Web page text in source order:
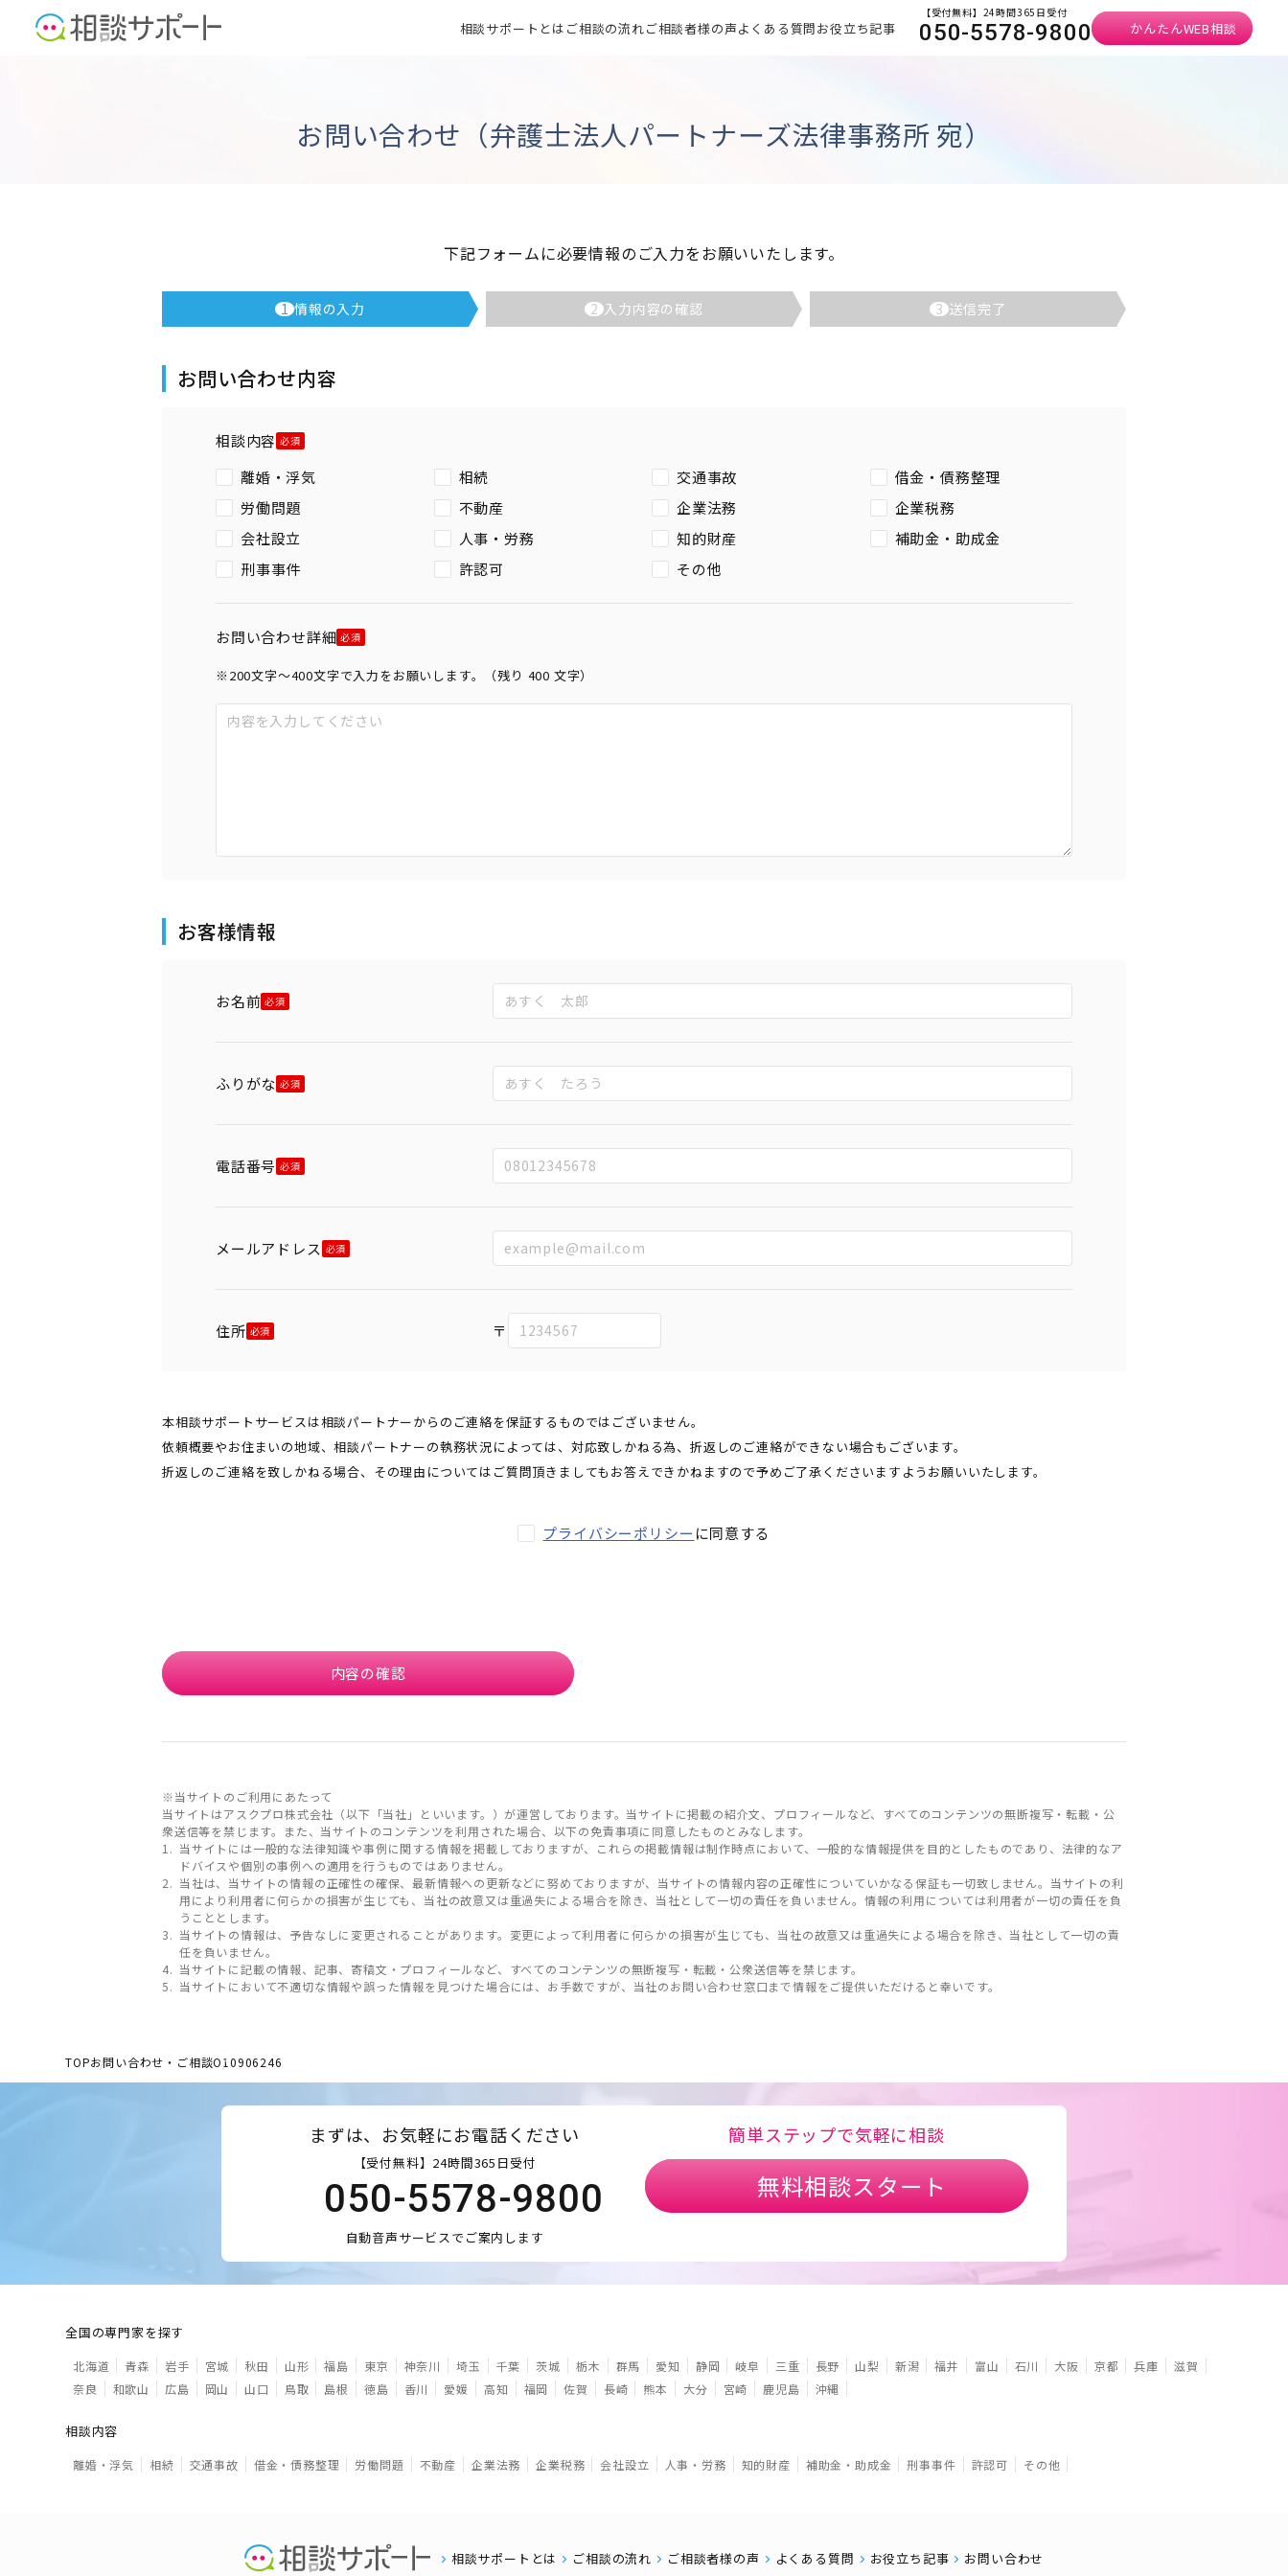
相談サポートとは ご相談の流れご相談者様の声よくある質問お役立ち記事
【受付無料】24時間365日受付
050-5578-9800 かんたんWEB相談
お問い合わせ（弁護士法人パートナーズ法律事務所 宛）
下記フォームに必要情報のご入力をお願いいたします。
1 情報の入力 2 入力内容の確認 3 送信完了
お問い合わせ内容
相談内容
離婚・浮気
相続 交通事故
借金・債務整理
労働問題
不動産 企業法務
企業税務
会社設立
人事・労務 知的財産
補助金・助成金
刑事事件
許認可 その他
お問い合わせ詳細
※200文字〜400文字で入力をお願いします。（残り 400 文字）
お客様情報
お名前
ふりがな
電話番号
メールアドレス
住所 〒
本相談サポートサービスは相談パートナーからのご連絡を保証するものではございません。
依頼概要やお住まいの地域、相談パートナーの執務状況によっては、対応致しかねる為、折返しのご連絡ができない場合もございます。
折返しのご連絡を致しかねる場合、その理由についてはご質問頂きましてもお答えできかねますので予めご了承くださいますようお願いいたします。
プライバシーポリシー に同意する
内容の確認
※当サイトのご利用にあたって
当サイトはアスクプロ株式会社（以下「当社」といいます。）が運営しております。当サイトに掲載の紹介文、プロフィールなど、すべてのコンテンツの無断複写・転載・公
衆送信等を禁じます。また、当サイトのコンテンツを利用された場合、以下の免責事項に同意したものとみなします。
当サイトには一般的な法律知識や事例に関する情報を掲載しておりますが、これらの掲載情報は制作時点において、一般的な情報提供を目的としたものであり、法律的なア
ドバイスや個別の事例への適用を行うものではありません。
当社は、当サイトの情報の正確性の確保、最新情報への更新などに努めておりますが、当サイトの情報内容の正確性についていかなる保証も一切致しません。当サイトの利
用により利用者に何らかの損害が生じても、当社の故意又は重過失による場合を除き、当社として一切の責任を負いません。情報の利用については利用者が一切の責任を負
うこととします。
当サイトの情報は、予告なしに変更されることがあります。変更によって利用者に何らかの損害が生じても、当社の故意又は重過失による場合を除き、当社として一切の責
任を負いません。
当サイトに記載の情報、記事、寄稿文・プロフィールなど、すべてのコンテンツの無断複写・転載・公衆送信等を禁じます。
当サイトにおいて不適切な情報や誤った情報を見つけた場合には、お手数ですが、当社のお問い合わせ窓口まで情報をご提供いただけると幸いです。
TOPお問い合わせ・ご相談O10906246
まずは、お気軽にお電話ください
【受付無料】24時間365日受付
050-5578-9800
自動音声サービスでご案内します
簡単ステップで気軽に相談
無料相談スタート
全国の専門家を探す
北海道 青森 岩手 宮城 秋田 山形 福島 東京 神奈川 埼玉 千葉 茨城 栃木 群馬 愛知 静岡 岐阜 三重 長野 山梨 新潟 福井 富山 石川 大阪 京都 兵庫
滋賀
奈良
和歌山 広島 岡山 山口 鳥取 島根 徳島 香川 愛媛 高知 福岡 佐賀 長崎 熊本 大分 宮崎 鹿児島 沖縄
相談内容
離婚・浮気 相続 交通事故 借金・債務整理 労働問題 不動産 企業法務 企業税務 会社設立 人事・労務 知的財産 補助金・助成金 刑事事件 許認可 その他
相談サポートとは ご相談の流れ ご相談者様の声 よくある質問 お役立ち記事 お問い合わせ